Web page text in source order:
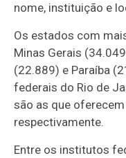
nome, instituição e
Os estados com
Minas Gerais
(22.889) e Paraíba
federais do Rio de
são as que
respectivamente.
Entre os institutos